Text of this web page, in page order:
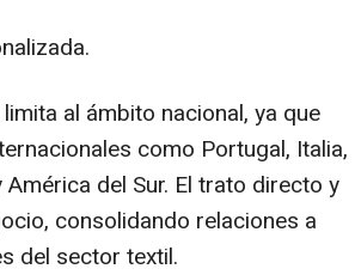
al ámbito nacional, ya que
como Portugal, Italia,
del Sur. El trato directo y
consolidando relaciones a
del sector textil.